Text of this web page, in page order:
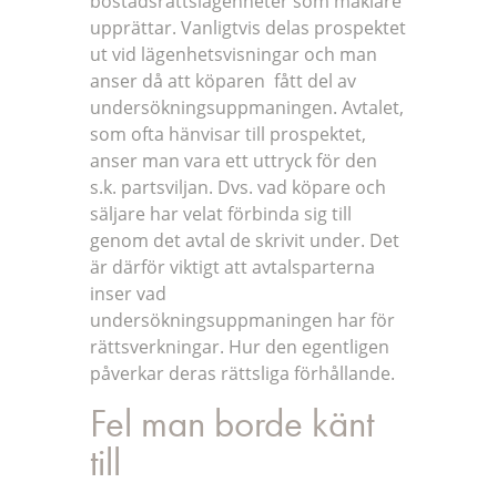
upprättar. Vanligtvis delas prospektet
ut vid lägenhetsvisningar och man
anser då att köparen fått del av
undersökningsuppmaningen. Avtalet,
som ofta hänvisar till prospektet,
anser man vara ett uttryck för den
s.k. partsviljan. Dvs. vad köpare och
säljare har velat förbinda sig till
genom det avtal de skrivit under. Det
är därför viktigt att avtalsparterna
inser vad
undersökningsuppmaningen har för
rättsverkningar. Hur den egentligen
påverkar deras rättsliga förhållande.
Fel man borde känt
till